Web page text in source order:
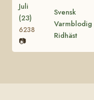
Juli
(23)
6238
📷
Svensk
Varmblodig
Ridhäst